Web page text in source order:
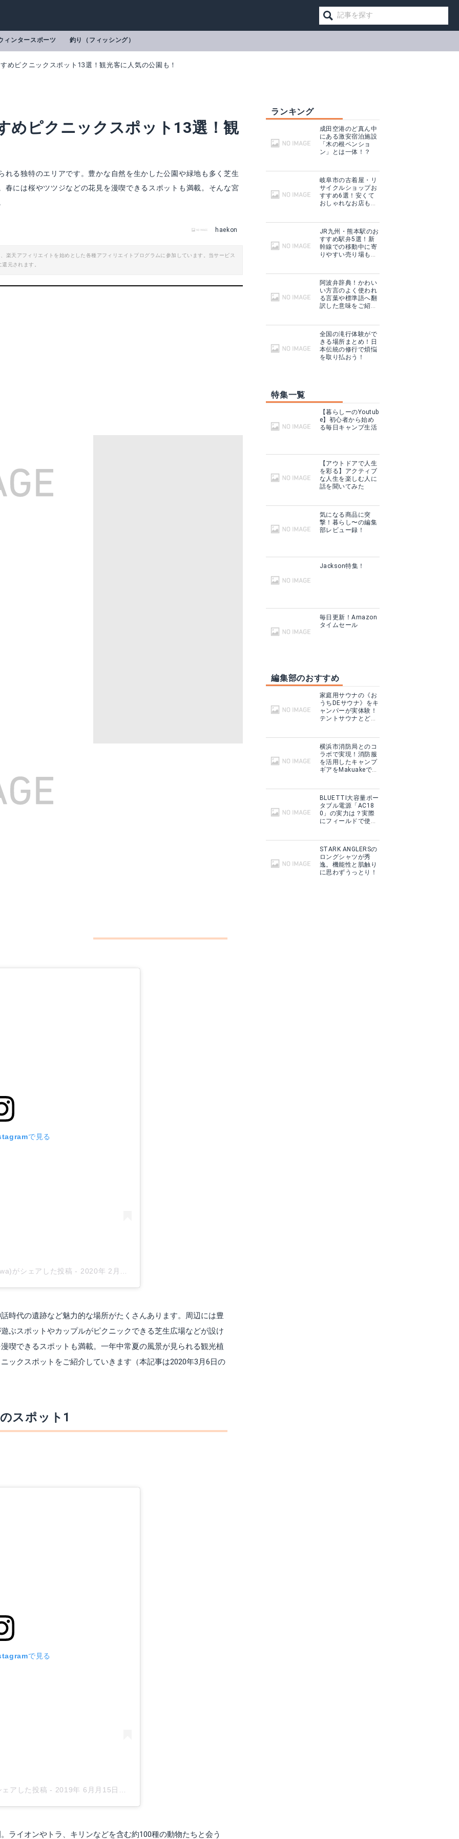
ィンタースポーツ 釣り（フィッシング）
めピクニックスポット13選！観光客に人気の公園も！
めピクニックスポット13選！観
れる独特のエリアです。豊かな自然を生かした公園や緑地も多く芝生
春には桜やツツジなどの花見を漫喫できるスポットも満載。そんな宮
haekon
楽天アフィリエイトを始めとした各種アフィリエイトプログラムに参加しています。当サービス
元されます。
で見る
がシェアした投稿 - 2020年 2月月29日午前12時23分PST
時代の遺跡など魅力的な場所がたくさんあります。周辺には豊
ぶスポットやカップルがピクニックできる芝生広場などが設け
喫できるスポットも満載。一年中常夏の風景が見られる観光植
ックスポットをご紹介していきます（本記事は2020年3月6日の
スポット1
で見る
アした投稿 - 2019年 6月月15日午後2時21分PDT
ライオンやトラ、キリンなどを含む約100種の動物たちと会う
ランキング
成田空港のど真ん中
にある激安宿泊施設
「木の根ペンショ
ン」とは一体！？
岐阜市の古着屋・リ
サイクルショップお
すすめ6選！安くて
おしゃれなお店もご
JR九州・熊本駅のお
すすめ駅弁5選！新
幹線での移動中に寄
りやすい売り場もご
阿波弁辞典！かわい
い方言のよく使われ
る言葉や標準語へ翻
訳した意味をご紹
全国の滝行体験がで
きる場所まとめ！日
本伝統の修行で煩悩
を取り払おう！
特集一覧
【暮らしーのYoutub
e】初心者から始め
る毎日キャンプ生活
【アウトドアで人生
を彩る】アクティブ
な人生を楽しむ人に
話を聞いてみた
気になる商品に突
撃！暮らし〜の編集
部レビュー録！
Jackson特集！
毎日更新！Amazon
タイムセール
編集部のおすすめ
家庭用サウナの《お
うちDEサウナ》をキ
ャンパーが実体験！
テントサウナとどこ
横浜市消防局とのコ
ラボで実現！消防服
を活用したキャンプ
ギアをMakuakeで予
BLUETTI大容量ポー
タブル電源「AC18
0」の実力は？実際
にフィールドで使用
STARK ANGLERSの
ロングシャツが秀
逸。機能性と肌触り
に思わずうっとり！